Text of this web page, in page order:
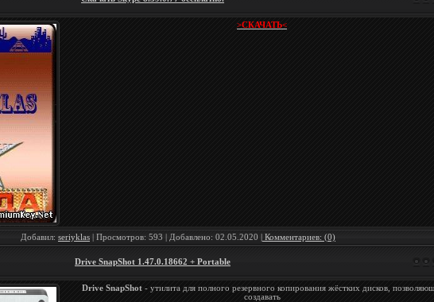
>СКАЧАТЬ<
Добавил: seriyklas | Просмотров: 593 | Добавлено: 02.05.2020 | Комментариев: (0)
Drive SnapShot 1.47.0.18662 + Portable
Drive SnapShot- утилита для полного резервного копирования жёстких дисков,
создавать